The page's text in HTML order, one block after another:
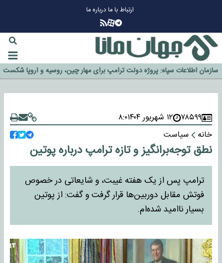
ارتباط با مادرباره ما
گزینه جدایی اوسمار روی میز مدیران پرسپولیس
آیا رئیس جمهور آمریکا قانون را دور می‌زند؟
اخراج رسمی چهره نامدار از پرسپولیس
سازمان اطلاعات سپاه: پروژه دولت ترامپ برای مهار چین، روسیه و اروپا شکست
خورد
۷۸۵۹۹ ۱۲ شهریور ۱۴۰۴
۸:۰
خانه
سیاست
نطق توجه‌برانگیز و تازه ترامپ درباره پوتین
ترامپ پس از یک هفته غیبت، و شایعاتی در خصوص
فوتش مقابل دوربین‌ها قرار گرفت و گفت: از پوتین
بسیار ناامید شده‌ام.